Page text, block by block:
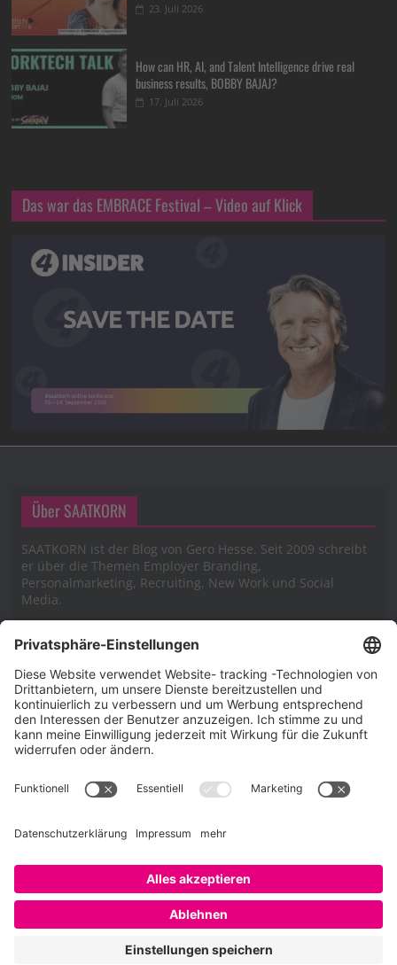
23. Juli 2026
How can HR, AI, and Talent Intelligence drive real
business results, BOBBY BAJAJ?
17. Juli 2026
Das war das EMBRACE Festival – Video auf Klick
Über SAATKORN
SAATKORN ist der Blog von Gero Hesse. Seit 2009 schreibt
er über die Themen Employer Branding,
Personalmarketing, Recruiting, New Work und Social
Media.
Impressum
Impressum
Cookie-Richtlinie (EU)
Copyright © 2026SAATKORN